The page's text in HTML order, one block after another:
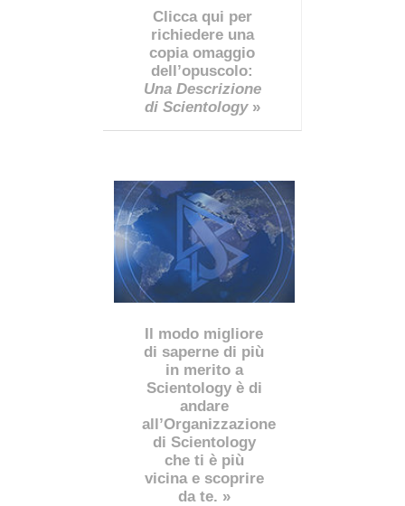
Clicca qui per
richiedere una
copia omaggio
dell’opuscolo:
Una Descrizione
di Scientology»
Il modo migliore
di saperne di più
in merito a
Scientology è di
andare
all’Organizzazione
di Scientology
che ti è più
vicina e scoprire
da te. »